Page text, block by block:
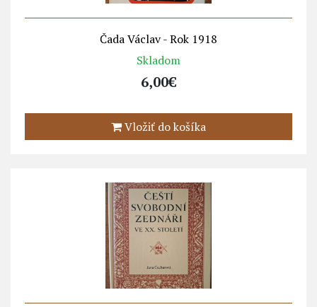
Čada Václav - Rok 1918
Skladom
6,00€
Vložiť do košíka